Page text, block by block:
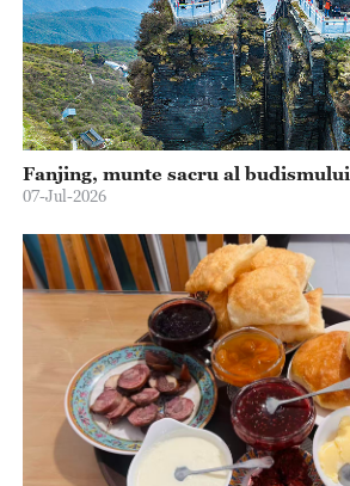
Fanjing, munte sacru al budismului
07-Jul-2026